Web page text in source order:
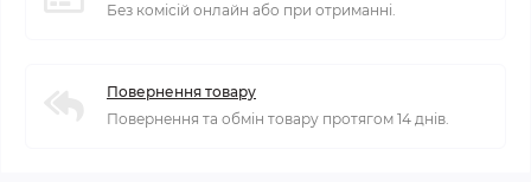
Без комісій онлайн або при отриманні.
Повернення товару
Повернення та обмін товару протягом 14 днів.